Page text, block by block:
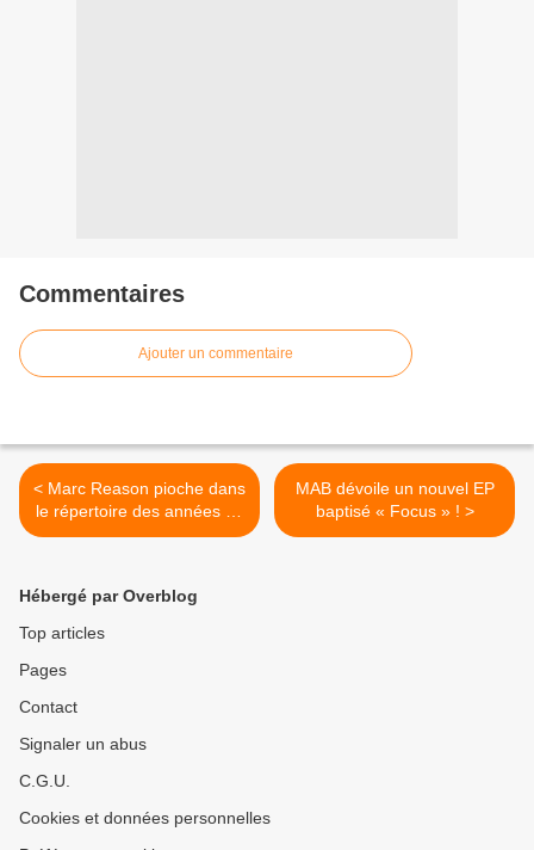
Commentaires
Ajouter un commentaire
< Marc Reason pioche dans
le répertoire des années 80
!
MAB dévoile un nouvel EP
baptisé « Focus » ! >
Hébergé par Overblog
Top articles
Pages
Contact
Signaler un abus
C.G.U.
Cookies et données personnelles